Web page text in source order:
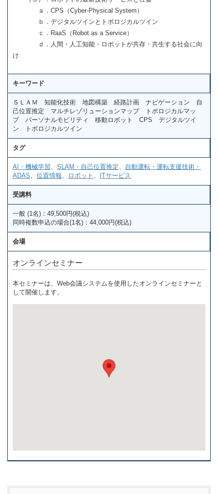
ａ．CPS（Cyber-Physical System）
ｂ．デジタルツインとトポロジカルツイン
ｃ．RaaS（Robot as a Service）
ｄ．人間・人工知能・ロボットが共存・共生する社会に向
け
キーワード
ＳＬＡＭ 知能化技術 地図構築 経路計画 ナビゲーション 自
己位置推定 マルチレゾリューションマップ トポロジカルマッ
プ パーソナルモビリティ 移動ロボット CPS デジタルツイ
ン トポロジカルツイン
タグ
AI・機械学習 SLAM・自己位置推定
自動運転・運転支援技術・
ADAS
位置情報 ロボット ITサービス
受講料
一般 (1名)：49,500円(税込)
同時複数申込の場合(1名)：44,000円(税込)
会場
オンラインセミナー
本セミナーは、Web会議システムを使用したオンラインセミナーと
して開催します。